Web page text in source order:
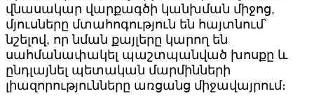
վնասակար վարքագծի կանխման միջոց,
մյուսները մտահոգություն են հայտնում՝
նշելով, որ նման քայլերը կարող են
սահմանափակել պաշտպանված խոսքը և
ընդլայնել պետական մարմինների
լիազորությունները առցանց միջավայրում։